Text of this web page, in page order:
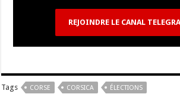
REJOINDRE LE CANAL
Tags CORSE CORSICA ÉLECTIONS